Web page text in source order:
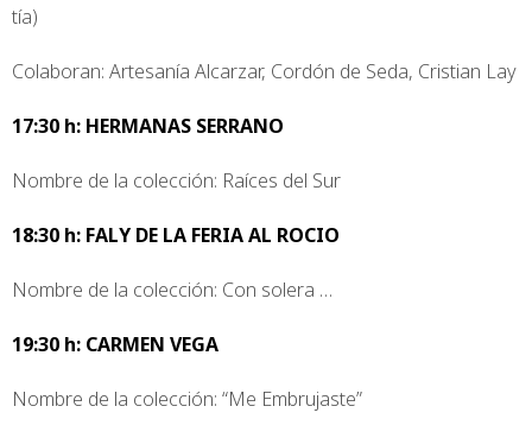
tía)
Colaboran: Artesanía Alcarzar, Cordón de Seda, Cristian Lay
17:30 h: HERMANAS SERRANO
Nombre de la colección: Raíces del Sur
18:30 h: FALY DE LA FERIA AL ROCIO
Nombre de la colección: Con solera …
19:30 h: CARMEN VEGA
Nombre de la colección: “Me Embrujaste”